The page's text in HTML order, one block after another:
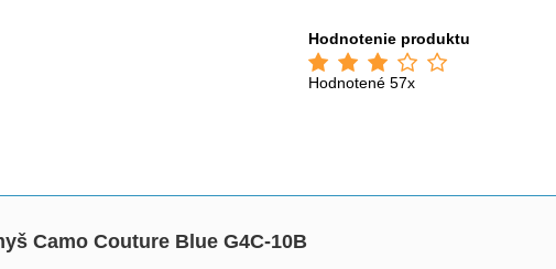
Hodnotenie produktu
Hodnotené 57x
Camo Couture Blue G4C-10B